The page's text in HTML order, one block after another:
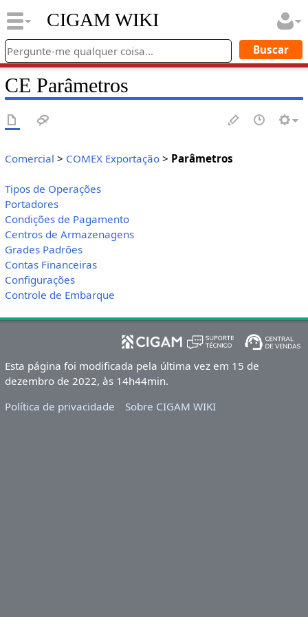
CIGAM WIKI
CE Parâmetros
Comercial > COMEX Exportação> Parâmetros
Tipos de Operações
Portadores
Condições de Pagamento
Centros de Armazenagens
Grades Padrões
Contas Financeiras
Configurações
Controle de Embarque
Esta página foi modificada pela última vez em 15 de
dezembro de 2022, às 14h44min.
Política de privacidade
Sobre CIGAM WIKI